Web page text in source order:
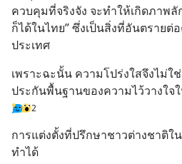
ควบคุมที่จริงจัง จะทำให้เกิดภาพ
ก็ได้ในไทย” ซึ่งเป็นสิ่งที่อันตรายต่
ประเทศ
เพราะฉะนั้น ความโปร่งใสจึงไม่
ประกันพื้นฐานของความไว้วางใจ
2
การแต่งตั้งที่ปรึกษาชาวต่างชาติใ
ทำได้